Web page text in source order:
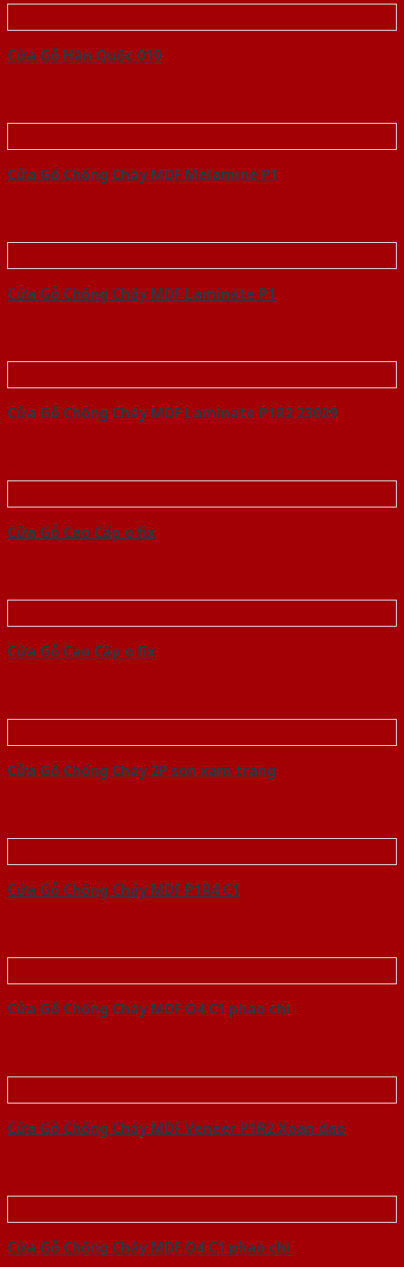
Cửa Gỗ Hàn Quốc 019
Cửa Gỗ Chống Cháy MDF Melamine P1
Cửa Gỗ Chống Cháy MDF Laminate P1
Cửa Gỗ Chống Cháy MDF Laminate P1R2 23029
Cửa Gỗ Cao Cấp o fix
Cửa Gỗ Cao Cấp o fix
Cửa Gỗ Chống Cháy 2P son xam trang
Cửa Gỗ Chống Cháy MDF P1R4 C1
Cửa Gỗ Chống Cháy MDF O4 C1 phao chi
Cửa Gỗ Chống Cháy MDF Veneer P1R2 Xoan dao
Cửa Gỗ Chống Cháy MDF O4 C1 phao chi